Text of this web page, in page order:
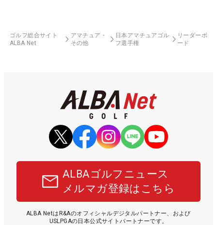
ゴルフ総合サイト
ALBA Net
アマチュア・
その他
日本アマチュアゴル
フ選手権
リーダーボ
ード
ALBAゴルフニュース
メルマガ登録はこちら
ALBA NetはR&Aのオフィシャルデジタルパートナー、および
USLPGAの日本公式サイトパートナーです。